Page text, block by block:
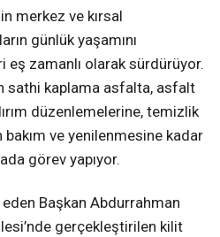
merkez ve kırsal
günlük yaşamını
eş zamanlı olarak sürdürüyor.
sathi kaplama asfalta, asfalt
düzenlemelerine, temizlik
bakım ve yenilenmesine kadar
görev yapıyor.
Başkan Abdurrahman
gerçekleştirilen kilit